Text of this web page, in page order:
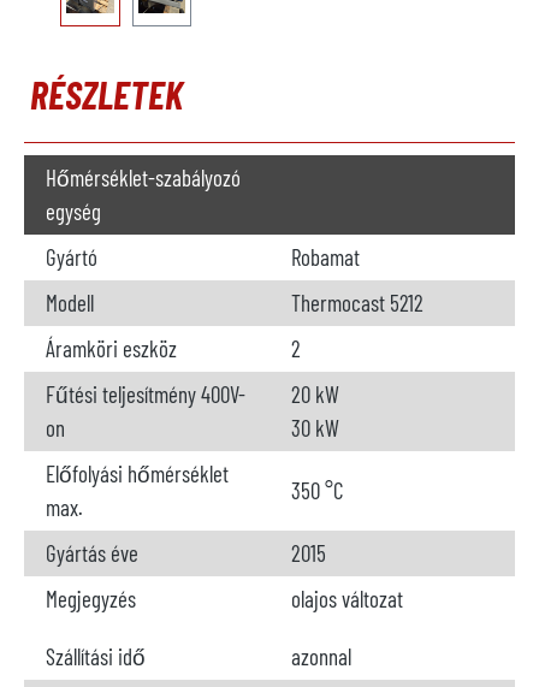
RÉSZLETEK
Hőmérséklet-szabályozó
egység
Gyártó
Robamat
Modell
Thermocast 5212
Áramköri eszköz
2
Fűtési teljesítmény 400V-
on
20 kW
30 kW
Előfolyási hőmérséklet
max.
350 °C
Gyártás éve
2015
Megjegyzés
olajos változat
Szállítási idő
azonnal